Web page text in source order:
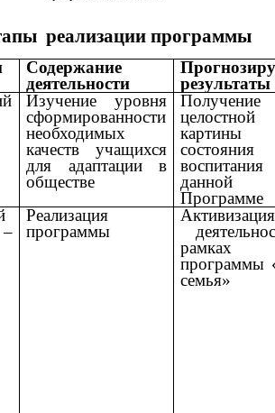
реализации программы
Содержание
деятельности
результаты
Изучение уровня
сформированности
необходимых
качеств учащихся
для адаптации в
обществе
Получение
целостной
картины
состояния
данной
Программе
–
Реализация
программы
Активизация
рамках
программы
семья»